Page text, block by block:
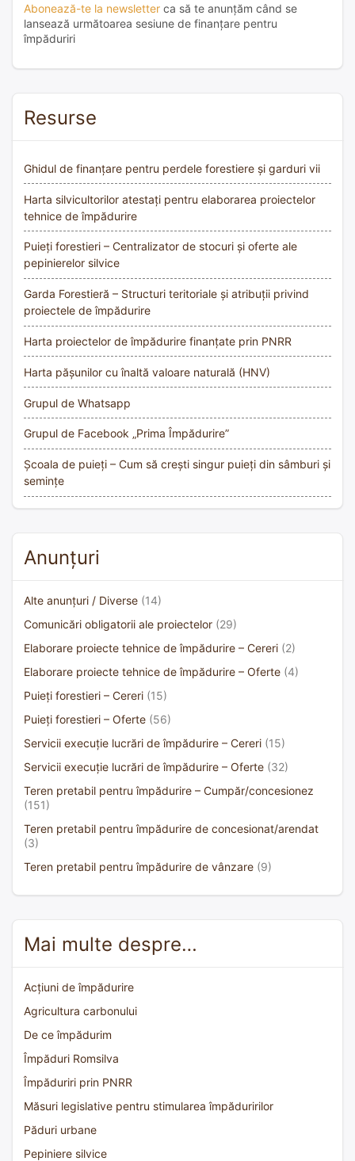
Abonează-te la newsletter ca să te anunțăm când se
lansează următoarea sesiune de finanțare pentru
împăduriri
Resurse
Ghidul de finanțare pentru perdele forestiere și garduri vii
Harta silvicultorilor atestați pentru elaborarea proiectelor
tehnice de împădurire
Puieți forestieri – Centralizator de stocuri și oferte ale
pepinierelor silvice
Garda Forestieră – Structuri teritoriale și atribuții privind
proiectele de împădurire
Harta proiectelor de împădurire finanțate prin PNRR
Harta pășunilor cu înaltă valoare naturală (HNV)
Grupul de Whatsapp
Grupul de Facebook „Prima Împădurire”
Școala de puieți – Cum să crești singur puieți din sâmburi și
semințe
Anunțuri
Alte anunțuri / Diverse (14)
Comunicări obligatorii ale proiectelor (29)
Elaborare proiecte tehnice de împădurire – Cereri (2)
Elaborare proiecte tehnice de împădurire – Oferte (4)
Puieți forestieri – Cereri (15)
Puieți forestieri – Oferte (56)
Servicii execuție lucrări de împădurire – Cereri (15)
Servicii execuție lucrări de împădurire – Oferte (32)
Teren pretabil pentru împădurire – Cumpăr/concesionez
(151)
Teren pretabil pentru împădurire de concesionat/arendat
(3)
Teren pretabil pentru împădurire de vânzare (9)
Mai multe despre…
Acțiuni de împădurire
Agricultura carbonului
De ce împădurim
Împăduri Romsilva
Împăduriri prin PNRR
Măsuri legislative pentru stimularea împăduririlor
Păduri urbane
Pepiniere silvice